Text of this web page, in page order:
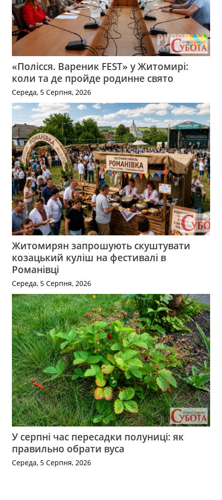
«Полісся. Вареник FEST» у Житомирі:
коли та де пройде родинне свято
Середа, 5 Серпня, 2026
Житомирян запрошують скуштувати
козацький куліш на фестивалі в
Романівці
Середа, 5 Серпня, 2026
У серпні час пересадки полуниці: як
правильно обрати вуса
Середа, 5 Серпня, 2026